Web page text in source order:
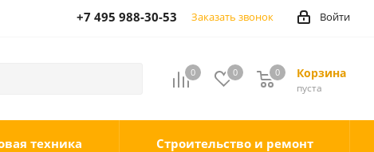
Войти
+7 495 988-30-53 Заказать звонок
0 0 Корзина
0
пуста
0
техника Строительство и ремонт